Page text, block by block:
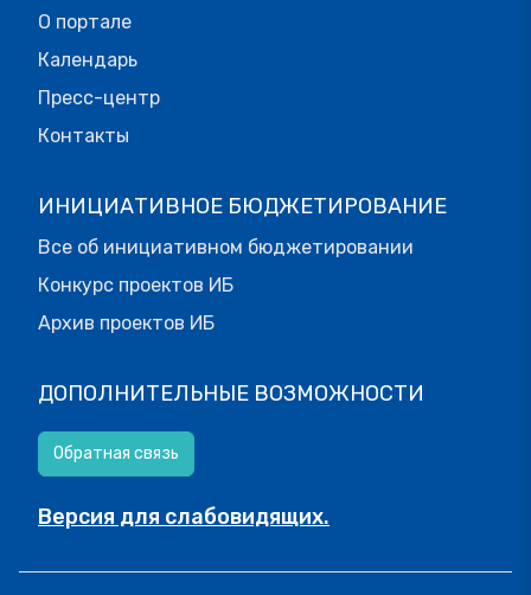
О портале
Календарь
Пресс-центр
Контакты
ИНИЦИАТИВНОЕ БЮДЖЕТИРОВАНИЕ
Все об инициативном бюджетировании
Конкурс проектов ИБ
Архив проектов ИБ
ДОПОЛНИТЕЛЬНЫЕ ВОЗМОЖНОСТИ
Обратная связь
Версия для слабовидящих.